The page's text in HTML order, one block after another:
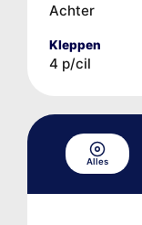
Achter
Kleppen
4 p/cil
Alles